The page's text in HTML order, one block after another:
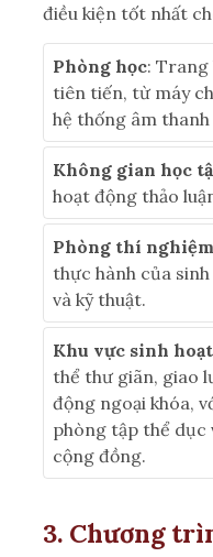
điều kiện tốt nhất
Phòng học: Trang
tiên tiến, từ máy
hệ thống âm
Không gian học
hoạt động thảo
Phòng thí
thực hành của
và kỹ thuật.
Khu vực sinh
thể thư giãn, giao
động ngoại khóa,
phòng tập thể dục
cộng đồng.
3. Chương